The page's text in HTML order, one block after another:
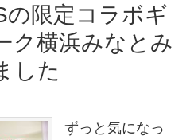
の限定コラボギ
ク横浜みなとみ
した
ずっと気になっ